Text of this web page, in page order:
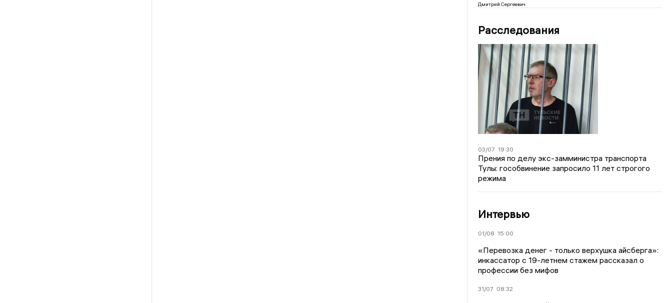
Дмитрий Сергеевич
Расследования
03/07 19:30
Прения по делу экс-замминистра транспорта
Тулы: гособвинение запросило 11 лет строгого
режима
Интервью
01/08 15:00
«Перевозка денег - только верхушка айсберга»:
инкассатор с 19-летнем стажем рассказал о
профессии без мифов
31/07 08:32